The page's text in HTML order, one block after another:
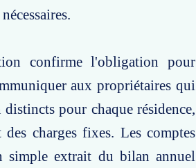
confirme l'obligation pour
aux propriétaires qui
pour chaque résidence,
charges fixes. Les comptes
simple extrait du bilan annuel